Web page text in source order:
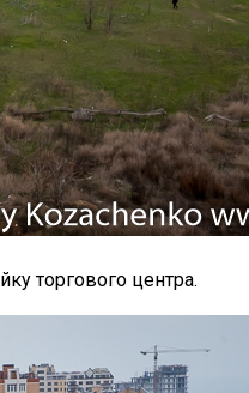
торгового центра.